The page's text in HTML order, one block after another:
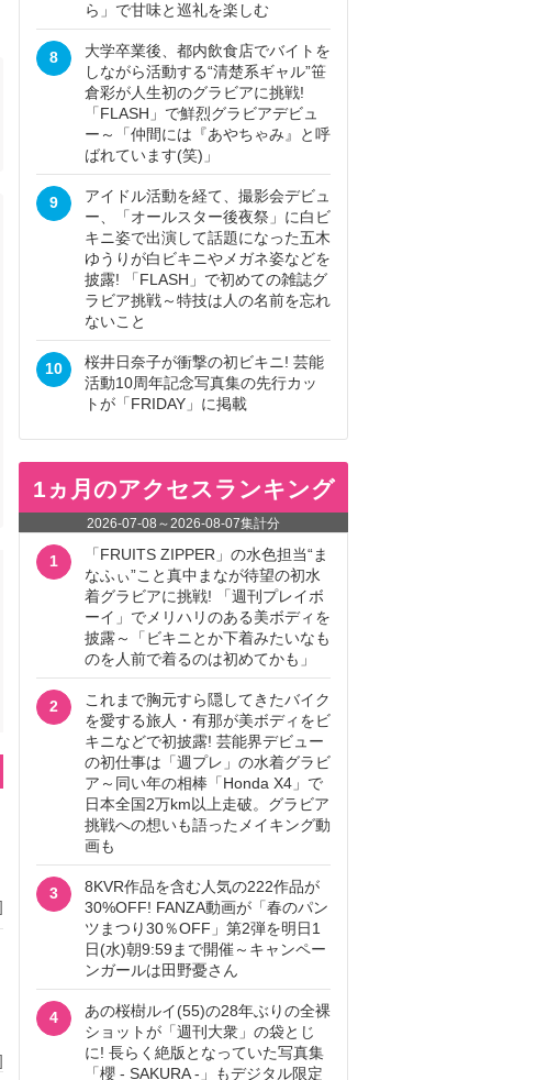
ら」で甘味と巡礼を楽しむ
8
大学卒業後、都内飲食店でバイトを
しながら活動する“清楚系ギャル”笹
倉彩が人生初のグラビアに挑戦!
「FLASH」で鮮烈グラビアデビュ
ー～「仲間には『あやちゃみ』と呼
ばれています(笑)」
9
アイドル活動を経て、撮影会デビュ
ー、「オールスター後夜祭」に白ビ
キニ姿で出演して話題になった五木
ゆうりが白ビキニやメガネ姿などを
披露! 「FLASH」で初めての雑誌グ
ラビア挑戦～特技は人の名前を忘れ
ないこと
10
桜井日奈子が衝撃の初ビキニ! 芸能
活動10周年記念写真集の先行カッ
トが「FRIDAY」に掲載
1ヵ月のアクセスランキング
2026-07-08 ～2026-08-07集計分
1
「FRUITS ZIPPER」の水色担当“ま
なふぃ”こと真中まなが待望の初水
着グラビアに挑戦! 「週刊プレイボ
ーイ」でメリハリのある美ボディを
披露～「ビキニとか下着みたいなも
のを人前で着るのは初めてかも」
2
これまで胸元すら隠してきたバイク
を愛する旅人・有那が美ボディをビ
キニなどで初披露! 芸能界デビュー
の初仕事は「週プレ」の水着グラビ
ア～同い年の相棒「Honda X4」で
日本全国2万km以上走破。グラビア
挑戦への想いも語ったメイキング動
画も
3
8KVR作品を含む人気の222作品が
30%OFF! FANZA動画が「春のパン
ツまつり30％OFF」第2弾を明日1
日(水)朝9:59まで開催～キャンペー
ンガールは田野憂さん
4
あの桜樹ルイ(55)の28年ぶりの全裸
ショットが「週刊大衆」の袋とじ
に! 長らく絶版となっていた写真集
「櫻 - SAKURA -」もデジタル限定